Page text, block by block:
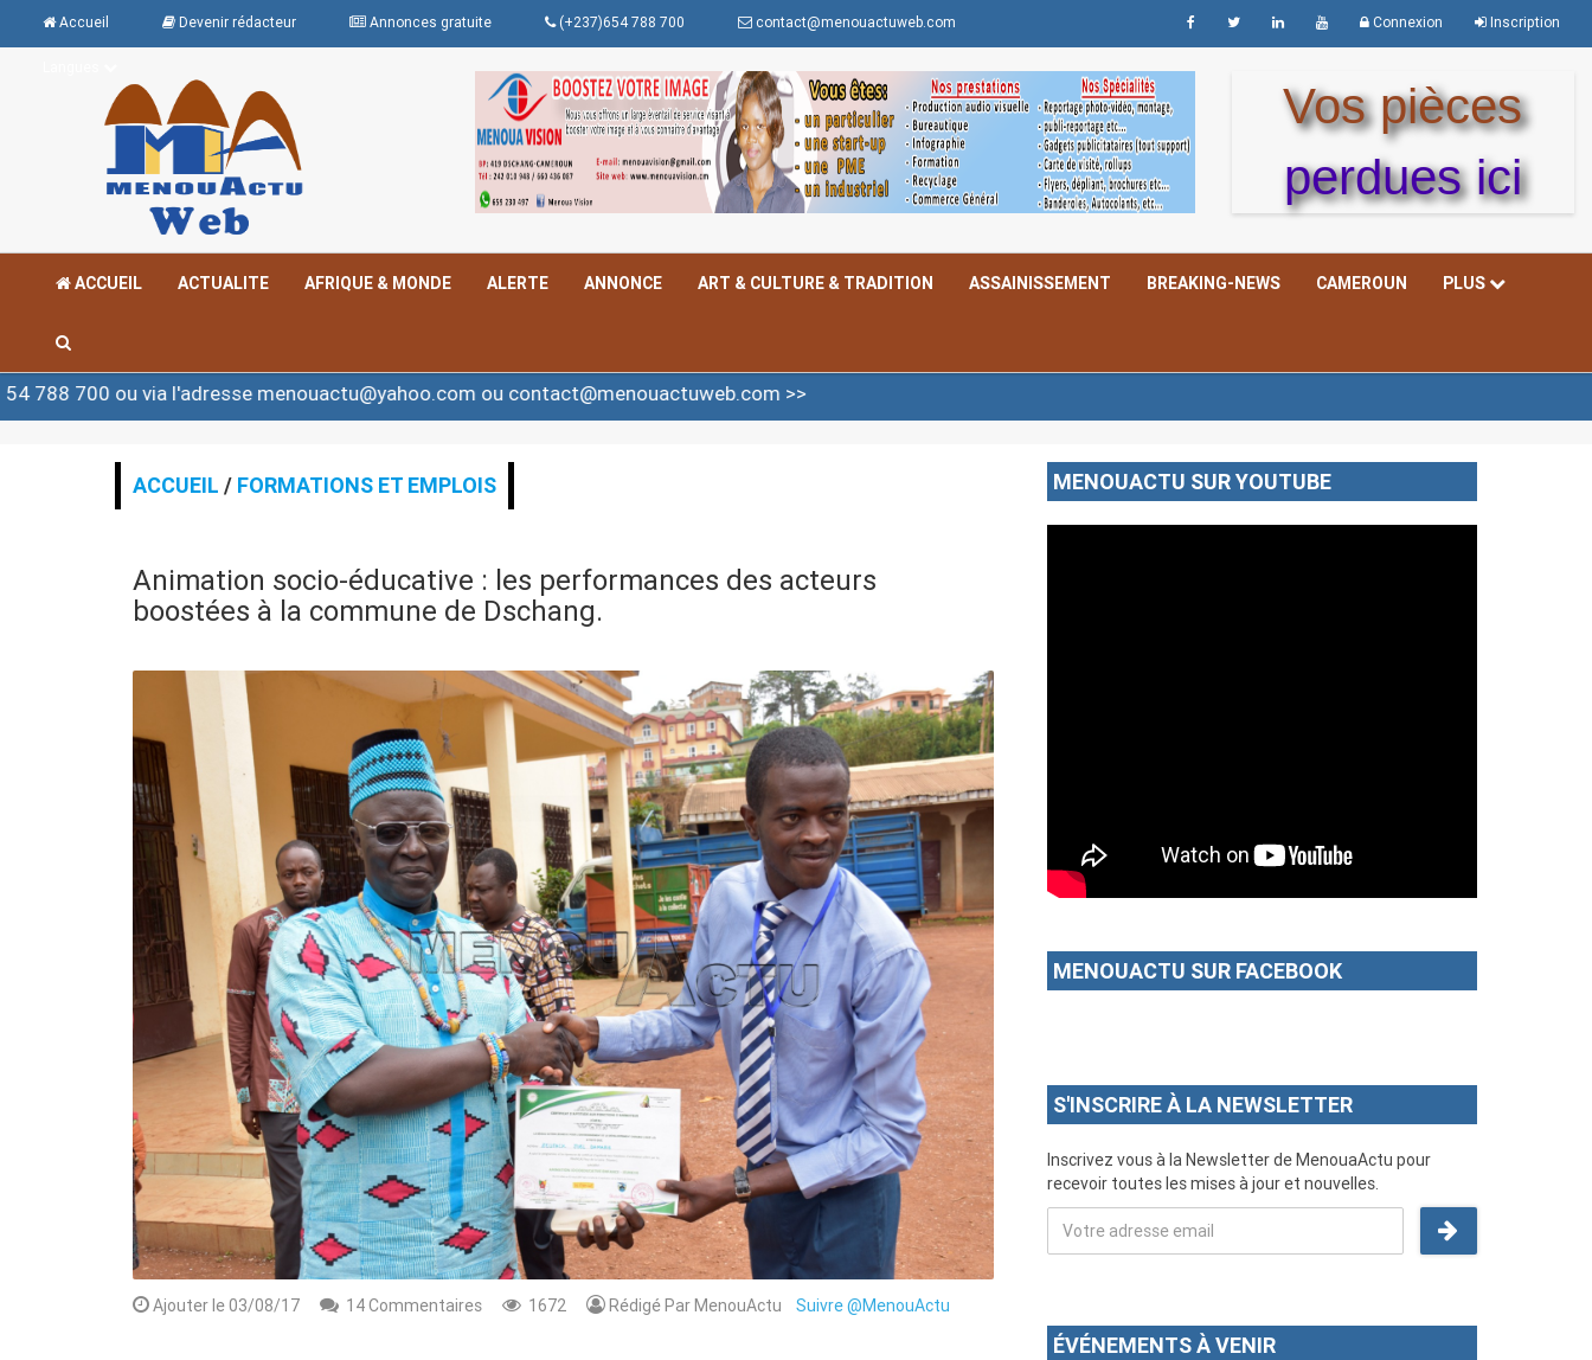
Accueil Devenir rédacteur Annonces gratuite (+237)654 788 700 contact@menouactuweb.com Connexion Inscription
Vos pièces
perdues ici
ACCUEIL ACTUALITE AFRIQUE & MONDE ALERTE ANNONCE ART & CULTURE & TRADITION ASSAINISSEMENT BREAKING-NEWS CAMEROUN PLUS
l'adresse menouactu@yahoo.com ou contact@menouactuweb.com >>
ACCUEIL / FORMATIONS ET EMPLOIS
Animation socio-éducative : les performances des acteurs
boostées à la commune de Dschang.
Ajouter le 03/08/17 14 Commentaires 1672 Rédigé Par MenouActuSuivre @MenouActu
MENOUACTU SUR YOUTUBE
MENOUACTU SUR FACEBOOK
S'INSCRIRE À LA NEWSLETTER
Inscrivez vous à la Newsletter de MenouaActu pour
recevoir toutes les mises à jour et nouvelles.
ÉVÉNEMENTS À VENIR